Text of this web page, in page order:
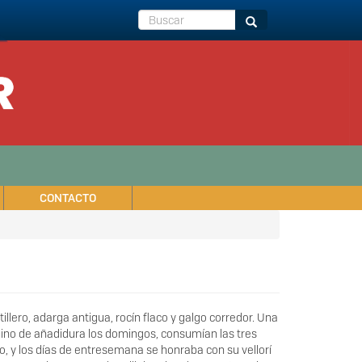
Buscar Buscar
CONTACTO
adarga antigua, rocín flaco y galgo corredor. Una
de añadidura los domingos, consumían las tres
y los días de entresemana se honraba con su vellorí